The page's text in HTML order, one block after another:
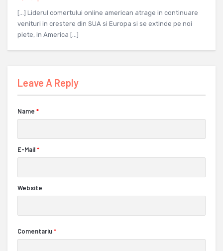
[…] Liderul comertului online american atrage in continuare
venituri in crestere din SUA si Europa si se extinde pe noi
piete, in America […]
Leave A Reply
Name *
E-Mail*
Website
Comentariu*